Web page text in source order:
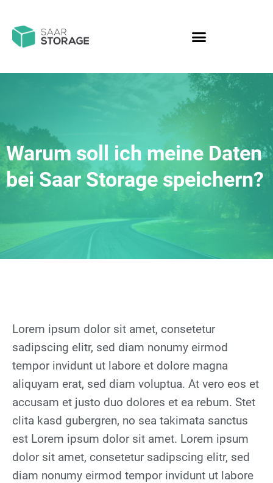
Warum soll ich meine Daten
bei Saar Storage speichern?
Lorem ipsum dolor sit amet, consetetur
sadipscing elitr, sed diam nonumy eirmod
tempor invidunt ut labore et dolore magna
aliquyam erat, sed diam voluptua. At vero eos et
accusam et justo duo dolores et ea rebum. Stet
clita kasd gubergren, no sea takimata sanctus
est Lorem ipsum dolor sit amet. Lorem ipsum
dolor sit amet, consetetur sadipscing elitr, sed
diam nonumy eirmod tempor invidunt ut labore